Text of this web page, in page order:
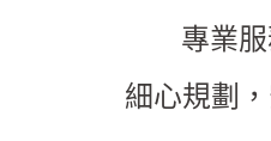
專業
細心規劃